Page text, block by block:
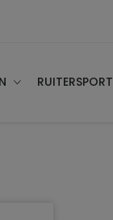
RUITERSPORT